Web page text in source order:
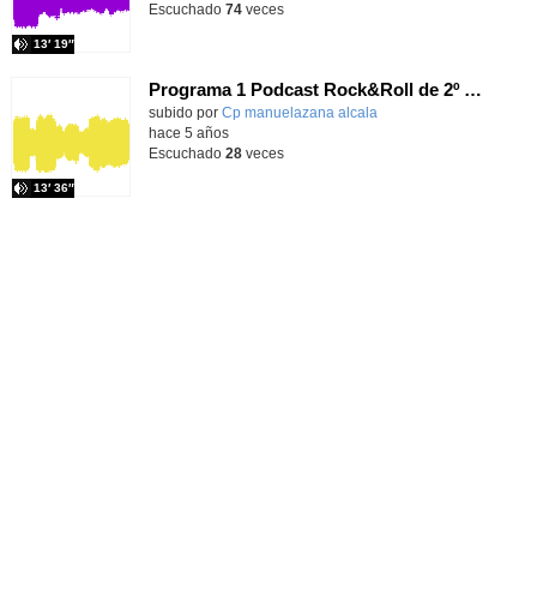
13′ 19″
Escuchado 74veces
Programa 1 Podcast Rock&Roll de 2º EP Curso 2020/21
Contenido educativo.
subido por Cp manuelazana alcala
13′ 36″
hace 5 años
Escuchado 28veces